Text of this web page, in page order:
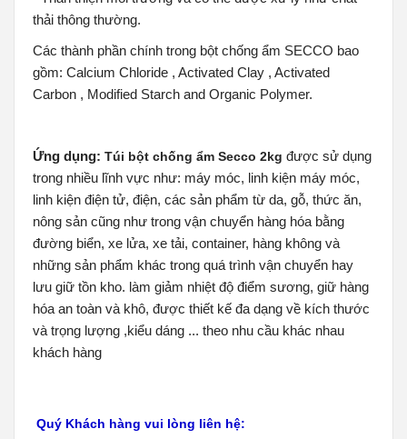
thải thông thường.
Các thành phần chính trong bột chống ẩm SECCO bao
gồm: Calcium Chloride , Activated Clay , Activated
Carbon , Modified Starch and Organic Polymer.
Ứng dụng: Túi bột chống ẩm Secco 2kg được sử dụng
trong nhiều lĩnh vực như: máy móc, linh kiện máy móc,
linh kiện điện tử, điện, các sản phẩm từ da, gỗ, thức ăn,
nông sản cũng như trong vận chuyển hàng hóa bằng
đường biển, xe lửa, xe tải, container, hàng không và
những sản phẩm khác trong quá trình vận chuyển hay
lưu giữ tồn kho. làm giảm nhiệt độ điểm sương, giữ hàng
hóa an toàn và khô, được thiết kế đa dạng về kích thước
và trọng lượng ,kiểu dáng ... theo nhu cầu khác nhau
khách hàng
Quý Khách hàng vui lòng liên hệ: